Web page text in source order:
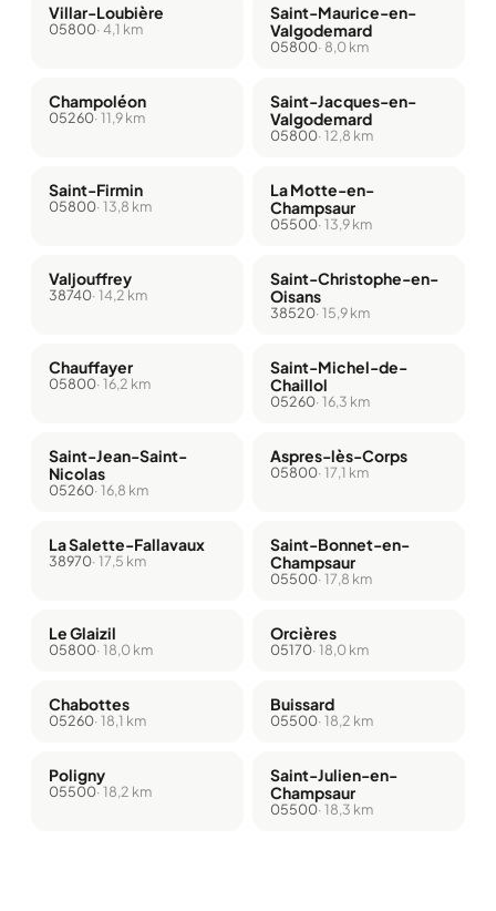
Villar-Loubière
05800· 4,1 km
Saint-Maurice-en-
Valgodemard
05800· 8,0 km
Champoléon
05260· 11,9 km
Saint-Jacques-en-
Valgodemard
05800· 12,8 km
Saint-Firmin
05800· 13,8 km
La Motte-en-
Champsaur
05500· 13,9 km
Valjouffrey
38740· 14,2 km
Saint-Christophe-en-
Oisans
38520· 15,9 km
Chauffayer
05800· 16,2 km
Saint-Michel-de-
Chaillol
05260· 16,3 km
Saint-Jean-Saint-
Nicolas
05260· 16,8 km
Aspres-lès-Corps
05800· 17,1 km
La Salette-Fallavaux
38970· 17,5 km
Saint-Bonnet-en-
Champsaur
05500· 17,8 km
Le Glaizil
05800· 18,0 km
Orcières
05170· 18,0 km
Chabottes
05260· 18,1 km
Buissard
05500· 18,2 km
Poligny
05500· 18,2 km
Saint-Julien-en-
Champsaur
05500· 18,3 km